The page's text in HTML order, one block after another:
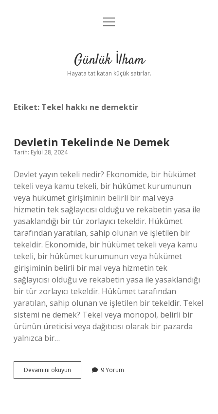
Anasayfa
Yasal Uyarı
menüyü
Günlük İlham
Hayata tat katan küçük satırlar.
Etiket: Tekel hakkı ne demektir
Devletin Tekelinde Ne Demek
Tarih: Eylül 28, 2024
Devlet yayın tekeli nedir? Ekonomide, bir hükümet
tekeli veya kamu tekeli, bir hükümet kurumunun
veya hükümet girişiminin belirli bir mal veya
hizmetin tek sağlayıcısı olduğu ve rekabetin yasa ile
yasaklandığı bir tür zorlayıcı tekeldir. Hükümet
tarafından yaratılan, sahip olunan ve işletilen bir
tekeldir. Ekonomide, bir hükümet tekeli veya kamu
tekeli, bir hükümet kurumunun veya hükümet
girişiminin belirli bir mal veya hizmetin tek
sağlayıcısı olduğu ve rekabetin yasa ile yasaklandığı
bir tür zorlayıcı tekeldir. Hükümet tarafından
yaratılan, sahip olunan ve işletilen bir tekeldir. Tekel
sistemi ne demek? Tekel veya monopol, belirli bir
ürünün üreticisi veya dağıtıcısı olarak bir pazarda
yalnızca bir…
Devamını okuyun Devletin
Tekelinde
9 Yorum